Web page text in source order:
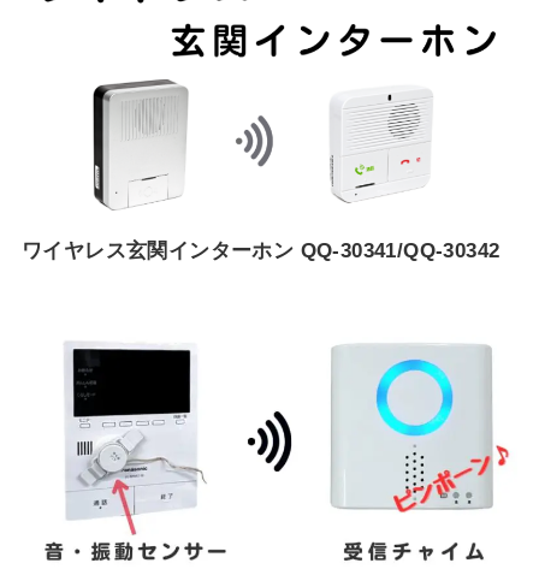
ワイヤレス玄関インターホン QQ-30341/QQ-30342